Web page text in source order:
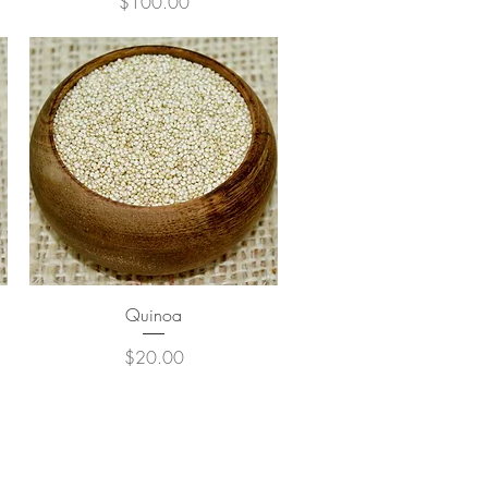
Quinoa
Precio
$20.00